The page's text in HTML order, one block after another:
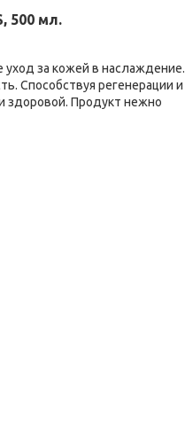
500 мл.
за кожей в наслаждение.
Способствуя регенерации и
здоровой. Продукт нежно